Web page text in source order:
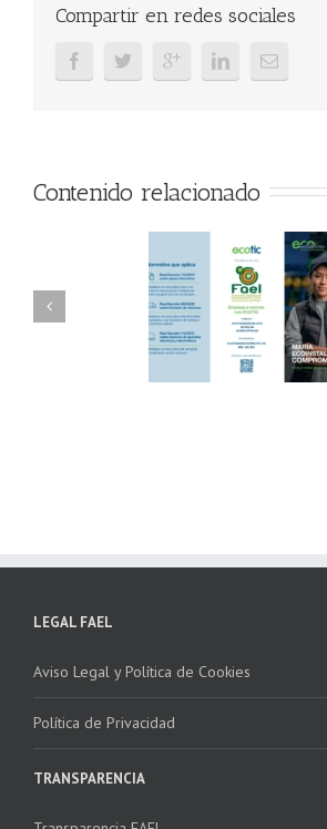
Compartir en redes sociales
Contenido relacionado
AAEL y
LEGAL FAEL
Aviso Legal y Política de Cookies
Política de Privacidad
TRANSPARENCIA